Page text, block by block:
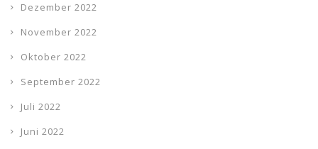
Dezember 2022
November 2022
Oktober 2022
September 2022
Juli 2022
Juni 2022